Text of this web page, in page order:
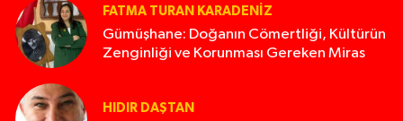
FATMA TURAN KARADENIZ
Gümüşhane: Doğanın Cömertliği, Kültürün
Zenginliği ve Korunması Gereken Miras
HIDIR DAŞTAN